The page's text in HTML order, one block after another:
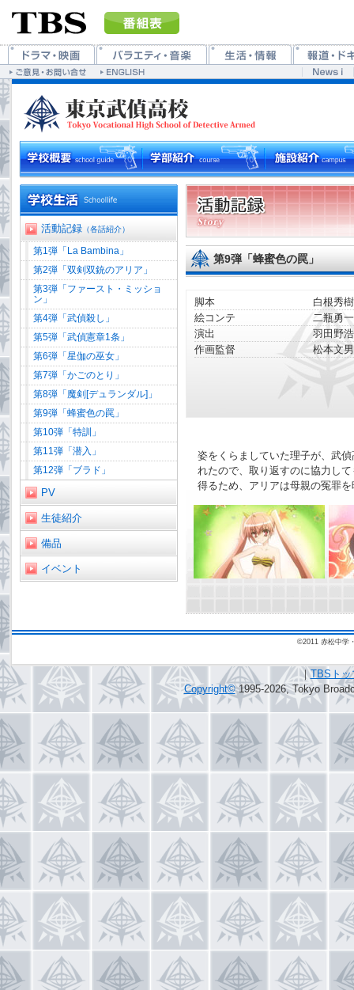
活動記録 （各話紹介）
第1弾「La Bambina」
第2弾「双剣双銃のアリア」
第3弾「ファースト・ミッショ
ン」
第4弾「武偵殺し」
第5弾「武偵憲章1条」
第6弾「星伽の巫女」
第7弾「かごのとり」
第8弾「魔剣[デュランダル]」
第9弾「蜂蜜色の罠」
第10弾「特訓」
第11弾「潜入」
第12弾「ブラド」
PV
生徒紹介
備品
イベント
第9弾「蜂蜜色の罠」
脚本
白根秀樹
絵コンテ
二瓶勇一
演出
羽田野
作画監督
松本文男
姿をくらましていた理子が、武
れたので、取り返すのに協力し
得るため、アリアは母親の冤罪
©2011 赤松中学
｜TBSトッ
Copyright© 1995-2026, Tokyo